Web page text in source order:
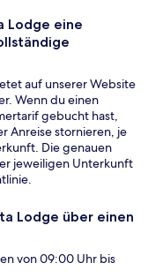
Lodge eine
auf unserer Website
Wenn du einen
gebucht hast,
Anreise stornieren, je
Die genauen
jeweiligen Unterkunft
Lodge über einen
von 09:00 Uhr bis